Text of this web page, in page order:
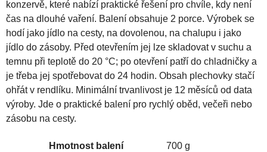
konzervě, které nabízí praktické řešení pro chvíle, kdy není
čas na dlouhé vaření. Balení obsahuje 2 porce. Výrobek se
hodí jako jídlo na cesty, na dovolenou, na chalupu i jako
jídlo do zásoby. Před otevřením jej lze skladovat v suchu a
temnu při teplotě do 20 °C; po otevření patří do chladničky a
je třeba jej spotřebovat do 24 hodin. Obsah plechovky stačí
ohřát v rendlíku. Minimální trvanlivost je 12 měsíců od data
výroby. Jde o praktické balení pro rychlý oběd, večeři nebo
zásobu na cesty.
Hmotnost balení
700 g